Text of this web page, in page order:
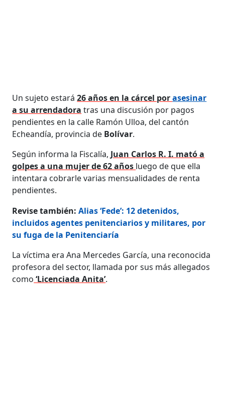
Un sujeto estará26 años en la cárcel porasesinar
a su arrendadora tras una discusión por pagos
pendientes en la calle Ramón Ulloa, del cantón
Echeandía, provincia de Bolívar.
Según informa la Fiscalía, Juan Carlos R. I. mató a
golpes a una mujer de 62 años luego de que ella
intentara cobrarle varias mensualidades de renta
pendientes.
Revise también:Alias ‘Fede’: 12 detenidos,
incluidos agentes penitenciarios y militares, por
su fuga de la Penitenciaría
La víctima era Ana Mercedes García, una reconocida
profesora del sector, llamada por sus más allegados
como ‘Licenciada Anita’.